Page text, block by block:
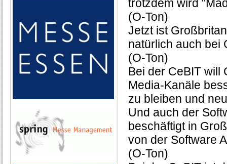
trotzdem wird
(O-Ton)
Jetzt ist
natürlich auch bei
(O-Ton)
Bei der CeBIT will
Media-Kanäle
zu bleiben und
Und auch der
beschäftigt in
von der Software
(O-Ton)